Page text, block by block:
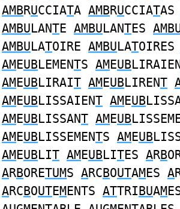
AMBRUCCIATA AMBRUCCIATAS
AMBULANTE AMBULANTES
AMBULATOIRE AMBULATOIRES
AMEUBLEMENTS AMEUB
AMEUBLIRAIT AMEUBLIRENT
AMEUBLISSAIENT AMEUB
AMEUBLISSANT AMEUB
AMEUBLISSEMENTS AMEUB
AMEUBLIT AMEUBLITES ARB
ARBORETUMS ARCBOUTAMES A
ARCBOUTEMENTS ATTRIBUAM